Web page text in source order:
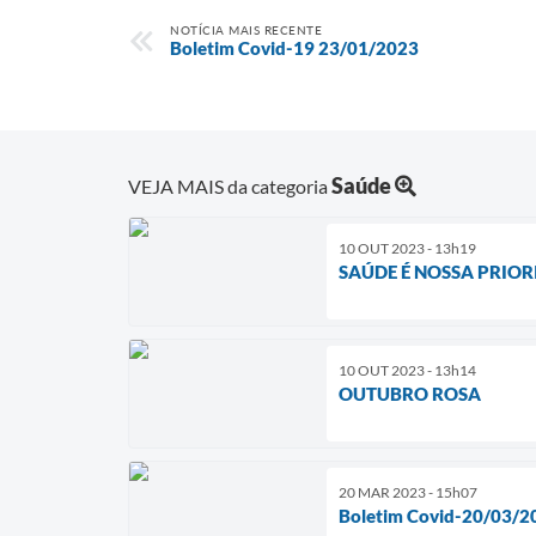
NOTÍCIA MAIS RECENTE
Boletim Covid-19 23/01/2023
VEJA MAIS da categoriaSaúde
10 OUT 2023 - 13h19
SAÚDE É NOSSA
10 OUT 2023 - 13h14
OUTUBRO ROSA
20 MAR 2023 - 15h07
Boletim Covid-20/03/